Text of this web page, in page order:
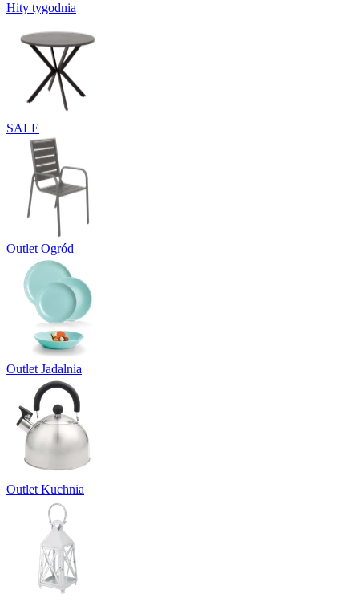
Hity tygodnia
SALE
Outlet Ogród
Outlet Jadalnia
Outlet Kuchnia